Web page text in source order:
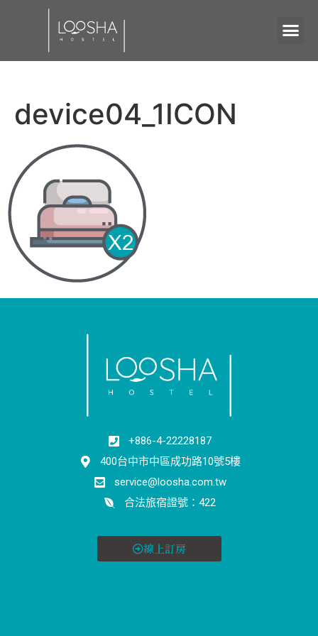
device04_1ICON
+886-4-22228187
400台中市中區成功路10號5樓
service@loosha.com.tw
合法旅宿證號：422
線上訂房